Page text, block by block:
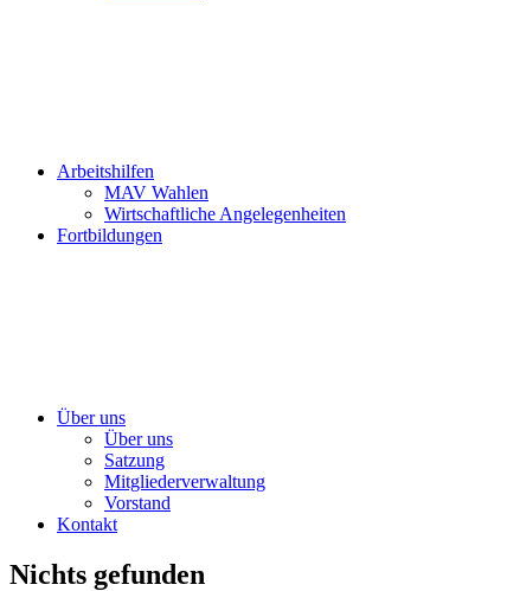
Arbeitshilfen
MAV Wahlen
Wirtschaftliche Angelegenheiten
Fortbildungen
Über uns
Über uns
Satzung
Mitgliederverwaltung
Vorstand
Kontakt
Nichts gefunden